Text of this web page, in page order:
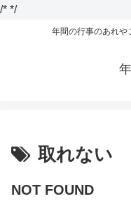
/* */
年間の行事のあれや
取れない
NOT FOUND